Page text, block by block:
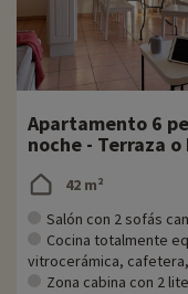
Apartamento 6
noche - Terraza
42 m²
Salón con 2 sofás
Cocina totalmente
vitrocerámica,
Zona cabina con 2